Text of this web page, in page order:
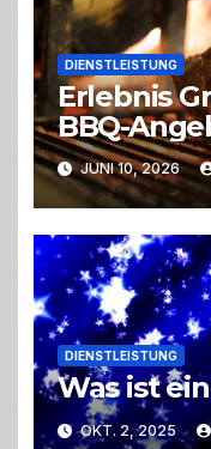
DIENSTLEISTUNG
Erlebnis
BBQ-
perfekten
Trend zu
Live-
JUNI 10, 2026
DIENSTLEISTUNG
Was ist
OKT. 2, 2025